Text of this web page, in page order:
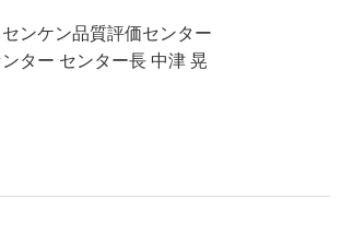
ンケン品質評価センター
ター センター長 中津 晃